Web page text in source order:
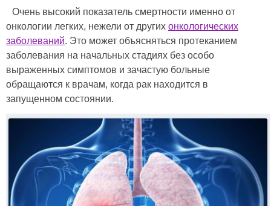
Очень высокий показатель смертности именно от
онкологии легких, нежели от других онкологических
заболеваний. Это может объясняться протеканием
заболевания на начальных стадиях без особо
выраженных симптомов и зачастую больные
обращаются к врачам, когда рак находится в
запущенном состоянии.